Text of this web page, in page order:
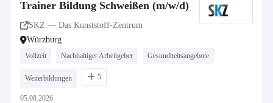
Trainer Bildung Schweißen (m/w/d)
SKZ — Das Kunststoff-Zentrum
Würzburg
Vollzeit Nachhaltiger Arbeitgeber Gesundheitsangebote
Weiterbildungen 5
05.08.2026